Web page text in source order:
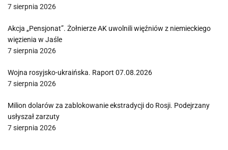
7 sierpnia 2026
Akcja „Pensjonat”. Żołnierze AK uwolnili więźniów z niemieckiego
więzienia w Jaśle
7 sierpnia 2026
Wojna rosyjsko-ukraińska. Raport 07.08.2026
7 sierpnia 2026
Milion dolarów za zablokowanie ekstradycji do Rosji. Podejrzany
usłyszał zarzuty
7 sierpnia 2026